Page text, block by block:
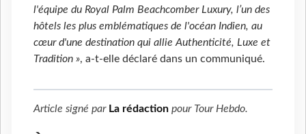
l'équipe du Royal Palm Beachcomber Luxury, l’un des
hôtels les plus emblématiques de l'océan Indien, au
cœur d'une destination qui allie Authenticité, Luxe et
Tradition », a-t-elle déclaré dans un communiqué.
Article signé par La rédaction pour Tour Hebdo.